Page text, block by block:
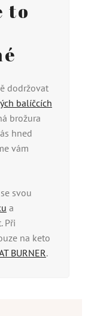
to
dodržovat
balíčcích
brožura
hned
vám
svou
a
Při
na keto
BURNER.